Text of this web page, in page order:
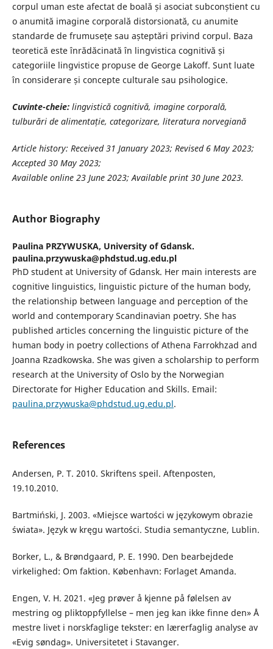
corpul uman este afectat de boală și asociat subconștient cu
o anumită imagine corporală distorsionată, cu anumite
standarde de frumusețe sau așteptări privind corpul. Baza
teoretică este înrădăcinată în lingvistica cognitivă și
categoriile lingvistice propuse de George Lakoff. Sunt luate
în considerare și concepte culturale sau psihologice.
Cuvinte-cheie: lingvistică cognitivă, imagine corporală,
tulburări de alimentație, categorizare, literatura norvegiană
Article history: Received31 January 2023; Revised 6 May 2023;
Accepted30 May 2023;
Available online 23 June 2023; Available print 30 June 2023.
Author Biography
Paulina PRZYWUSKA, University of Gdansk.
paulina.przywuska@phdstud.ug.edu.pl
PhD student at University of Gdansk. Her main interests are
cognitive linguistics, linguistic picture of the human body,
the relationship between language and perception of the
world and contemporary Scandinavian poetry. She has
published articles concerning the linguistic picture of the
human body in poetry collections of Athena Farrokhzad and
Joanna Rzadkowska. She was given a scholarship to perform
research at the University of Oslo by the Norwegian
Directorate for Higher Education and Skills. Email:
paulina.przywuska@phdstud.ug.edu.pl.
References
Andersen, P. T. 2010. Skriftens speil. Aftenposten,
19.10.2010.
Bartmiński, J. 2003. «Miejsce wartości w językowym obrazie
świata». Język w kręgu wartości. Studia semantyczne, Lublin.
Borker, L., & Brøndgaard, P. E. 1990. Den bearbejdede
virkelighed: Om faktion. København: Forlaget Amanda.
Engen, V. H. 2021. «Jeg prøver å kjenne på følelsen av
mestring og pliktoppfyllelse – men jeg kan ikke finne den» Å
mestre livet i norskfaglige tekster: en lærerfaglig analyse av
«Evig søndag». Universitetet i Stavanger.